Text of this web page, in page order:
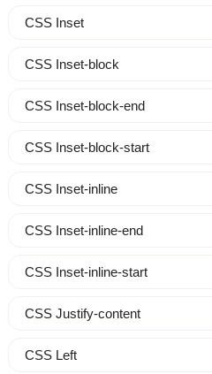
CSS Inset
CSS Inset-block
CSS Inset-block-end
CSS Inset-block-start
CSS Inset-inline
CSS Inset-inline-end
CSS Inset-inline-start
CSS Justify-content
CSS Left